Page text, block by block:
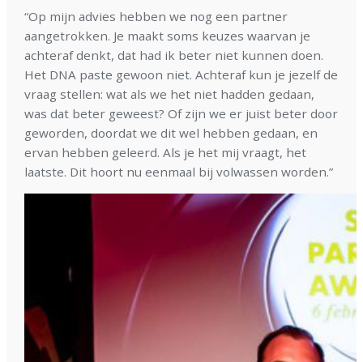
“Op mijn advies hebben we nog een partner
aangetrokken. Je maakt soms keuzes waarvan je
achteraf denkt, dat had ik beter niet kunnen doen.
Het DNA paste gewoon niet. Achteraf kun je jezelf de
vraag stellen: wat als we het niet hadden gedaan,
was dat beter geweest? Of zijn we er juist beter door
geworden, doordat we dit wel hebben gedaan, en
ervan hebben geleerd. Als je het mij vraagt, het
laatste. Dit hoort nu eenmaal bij volwassen worden.”